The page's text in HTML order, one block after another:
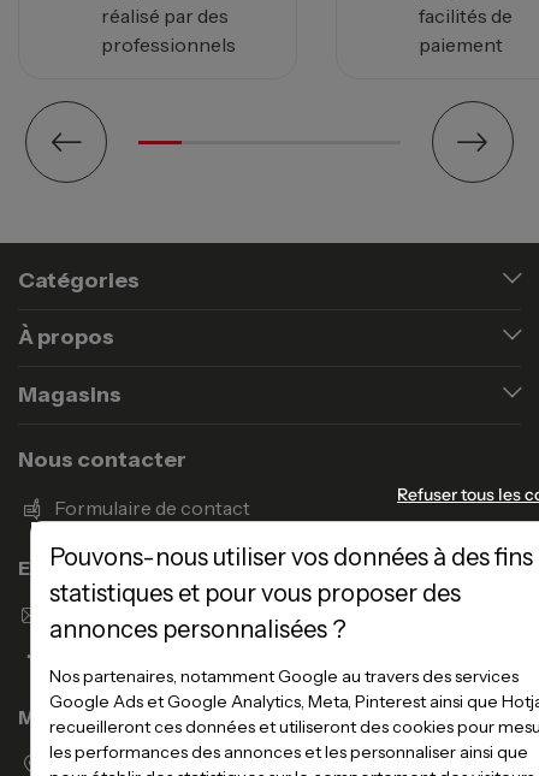
réalisé par des
professionnels
facilités de
paiement
Catégories
À propos
Magasins
Nous contacter
Formulaire de contact
Enseigne Atlas Home
Envoyer un email
Magasins
Voir la liste des magasins
Refuser tous les
Pouvons-nous utiliser vos données à des fins
statistiques et pour vous proposer des
annonces personnalisées ?
Nos partenaires, notamment Google au travers des services
Google Ads et Google Analytics, Meta, Pinterest ainsi que
recueilleront ces données et utiliseront des cookies pour
les performances des annonces et les personnaliser ainsi que